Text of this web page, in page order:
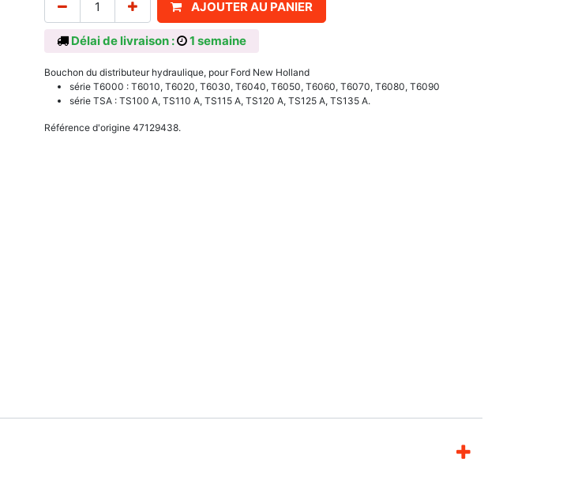
AJOUTER AU PANIER
Délai de livraison : 1 semaine
Bouchon du distributeur hydraulique, pour Ford New Holland
série T6000 : T6010, T6020, T6030, T6040, T6050, T6060, T6070, T6080, T6090
série TSA : TS100 A, TS110 A, TS115 A, TS120 A, TS125 A, TS135 A.
Référence d'origine 47129438.